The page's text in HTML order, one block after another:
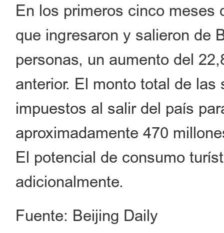
En los primeros cinco meses
que ingresaron y salieron de
personas, un aumento del
anterior. El monto total de
impuestos al salir del país
aproximadamente 470
El potencial de consumo
adicionalmente.
Fuente: Beijing Daily